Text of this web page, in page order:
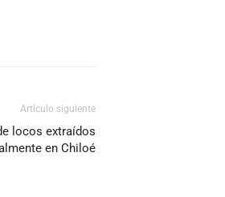
Artículo siguiente
locos extraídos
en Chiloé